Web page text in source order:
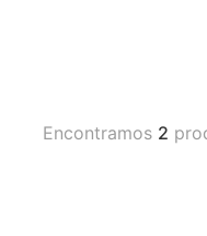
Encontramos 2